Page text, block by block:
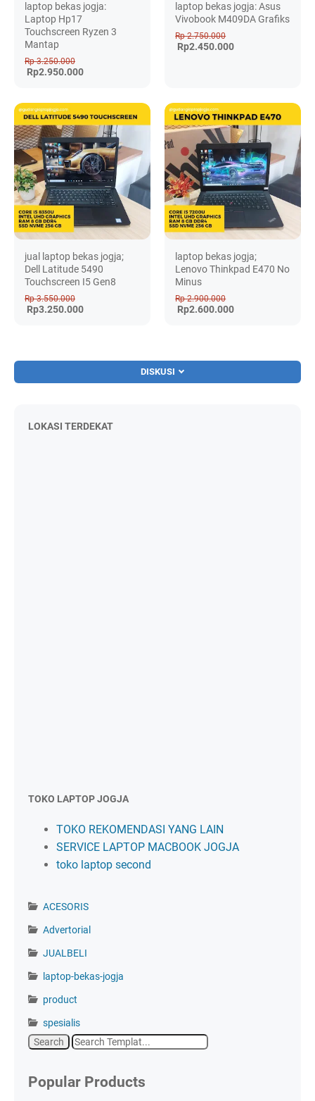
laptop bekas jogja:
Laptop Hp17
Touchscreen Ryzen 3
Mantap
Rp 3.250.000
Rp2.950.000
laptop bekas jogja: Asus
Vivobook M409DA Grafiks
Rp 2.750.000
Rp2.450.000
jual laptop bekas jogja;
Dell Latitude 5490
Touchscreen I5 Gen8
Rp 3.550.000
Rp3.250.000
laptop bekas jogja;
Lenovo Thinkpad E470 No
Minus
Rp 2.900.000
Rp2.600.000
DISKUSI
LOKASI TERDEKAT
TOKO LAPTOP JOGJA
TOKO REKOMENDASI YANG LAIN
SERVICE LAPTOP MACBOOK JOGJA
toko laptop second
ACESORIS
Advertorial
JUALBELI
laptop-bekas-jogja
product
spesialis
Popular Products